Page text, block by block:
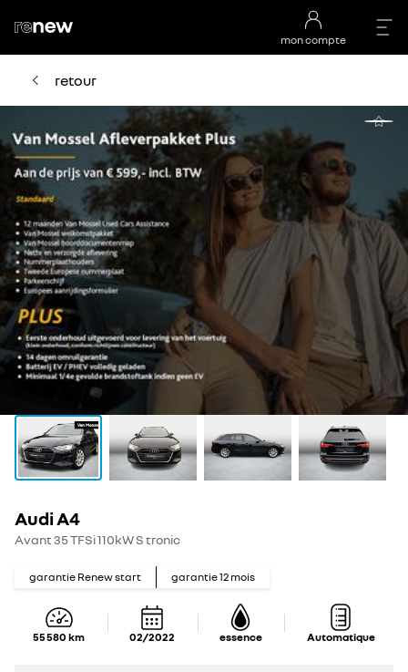
mon compte
retour
Audi A4
Avant 35 TFSi 110kW S tronic
garantie Renew start garantie12 mois
55 580 km 02/2022 essence Automatique